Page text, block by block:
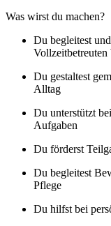
Was wirst du machen?
Du begleitest
Vollzeitbetreuten
Du gestaltest
Alltag
Du unterstützt
Aufgaben
Du förderst
Du begleitest
Pflege
Du hilfst bei